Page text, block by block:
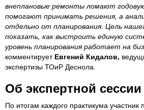
внеплановые ремонты ломают
помогают принимать решения, а
отдельно от планирования. Цель
показать, как выстроить единую
уровень планирования работает на
комментирует Евгений Кидалов,
экспертизы ТОиР Деснола.
Об экспертной сессии
По итогам каждого практикума участник